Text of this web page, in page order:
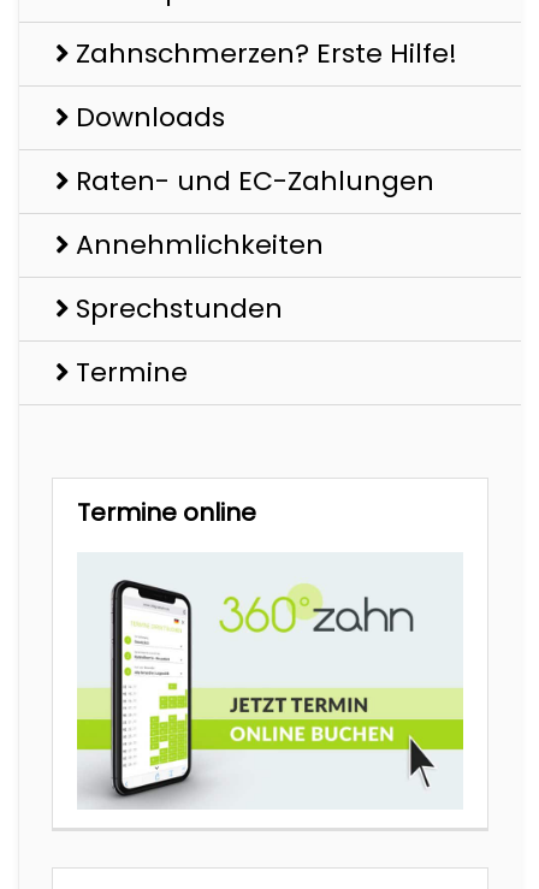
Zahnschmerzen? Erste Hilfe!
Downloads
Raten- und EC-Zahlungen
Annehmlichkeiten
Sprechstunden
Termine
Termine online